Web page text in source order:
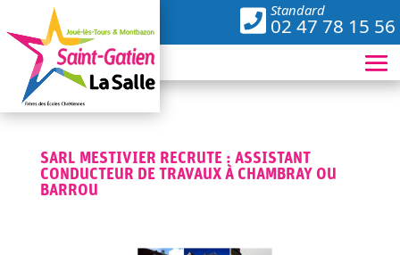
SARL MESTIVIER RECRUTE : ASSISTANT
CONDUCTEUR DE TRAVAUX À CHAMBRAY OU
BARROU